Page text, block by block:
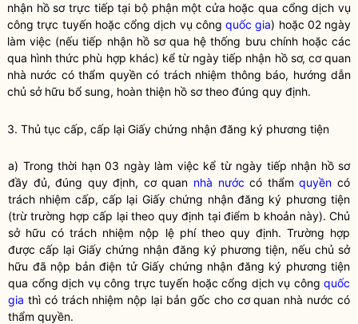
nhận hồ sơ trực tiếp tại bộ phận một cửa hoặc qua cổng dịch vụ
công trực tuyến hoặc cổng dịch vụ công quốc gia) hoặc 02 ngày
làm việc (nếu tiếp nhận hồ sơ qua hệ thống bưu chính hoặc các
qua hình thức phù hợp khác) kể từ ngày tiếp nhận hồ sơ, cơ quan
nhà nước có thẩm quyềncó trách nhiệm thông báo, hướng dẫn
chủ sở hữu bổ sung, hoàn thiện hồ sơ theo đúng quy định.
3. Thủ tục cấp, cấp lại Giấy chứng nhận đăng ký phương tiện
a) Trong thời hạn 03 ngày làm việc kể từ ngày tiếp nhận hồ sơ
đầy đủ, đúng quy định, cơ quan nhà nước có thẩmquyền có
trách nhiệm cấp, cấp lại Giấy chứng nhận đăng ký phương tiện
(trừ trường hợp cấp lại theo quy định tại điểm b khoản này). Chủ
sở hữu có trách nhiệm nộp lệ phí theo quy định. Trường hợp
được cấp lại Giấy chứng nhận đăng ký phương tiện, nếu chủ sở
hữu đã nộp bản điện tử Giấy chứng nhận đăng ký phương tiện
qua cổng dịch vụ công trực tuyến hoặc cổng dịch vụ công quốc
gia thì có trách nhiệm nộp lại bản gốc cho cơ quan nhà nước có
thẩm quyền.